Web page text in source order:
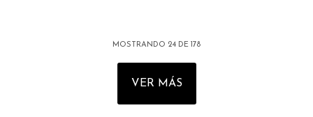
MOSTRANDO 24 DE 178
VER MÁS